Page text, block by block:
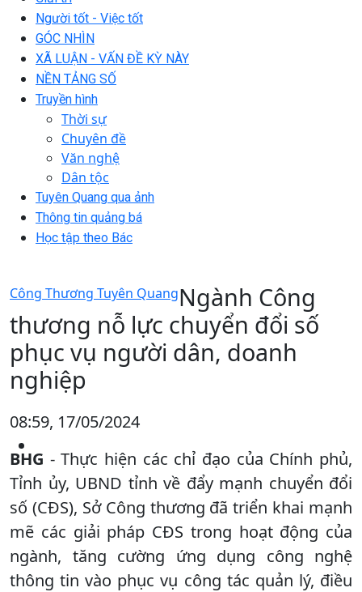
Người tốt - Việc tốt
GÓC NHÌN
XÃ LUẬN - VẤN ĐỀ KỲ NÀY
NỀN TẢNG SỐ
Truyền hình
Thời sự
Chuyên đề
Văn nghệ
Dân tộc
Tuyên Quang qua ảnh
Thông tin quảng bá
Học tập theo Bác
Công Thương Tuyên QuangNgành Công
thương nỗ lực chuyển đổi số
phục vụ người dân, doanh
nghiệp
08:59, 17/05/2024
BHG - Thực hiện các chỉ đạo của Chính phủ,
Tỉnh ủy, UBND tỉnh về đẩy mạnh chuyển đổi
số (CĐS), Sở Công thương đã triển khai mạnh
mẽ các giải pháp CĐS trong hoạt động của
ngành, tăng cường ứng dụng công nghệ
thông tin vào phục vụ công tác quản lý, điều